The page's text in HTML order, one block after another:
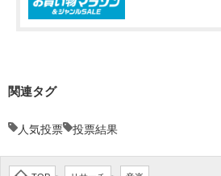
関連タグ
人気投票 投票結果